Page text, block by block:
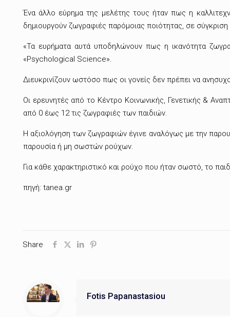
Ένα άλλο εύρημα της μελέτης τους ήταν πως η
δημιουργούν ζωγραφιές παρόμοιας ποιότητας, σε
«Τα ευρήματα αυτά υποδηλώνουν πως η ικανότητα
«Psychological Science».
Διευκρινίζουν ωστόσο πως οι γονείς δεν πρέπει να
Οι ερευνητές από το Κέντρο Κοινωνικής, Γενετικής &
από 0 έως 12 τις ζωγραφιές των παιδιών.
Η αξιολόγηση των ζωγραφιών έγινε αναλόγως με την
παρουσία ή μη σωστών ρούχων.
Για κάθε χαρακτηριστικό και ρούχο που ήταν σωστό, το
πηγή: tanea.gr
Share
Fotis Papanastasiou